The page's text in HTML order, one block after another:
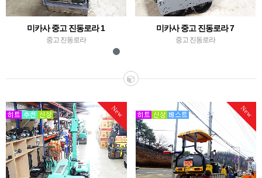
미카사 중고 진동로라 1
중고 진동로라
미카사 중고 진동로라 7
중고 진동로라
New New